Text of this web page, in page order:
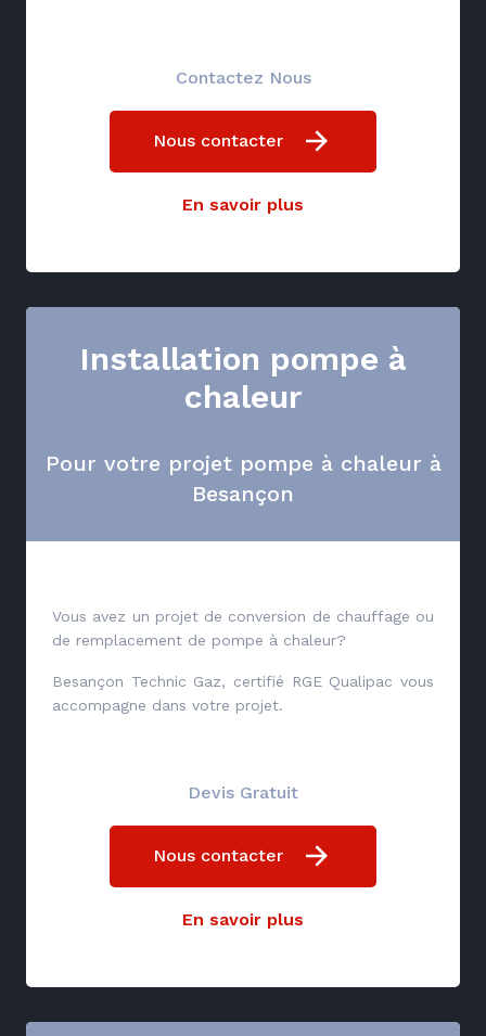
Contactez Nous
Nous contacter
En savoir plus
Installation pompe à
chaleur
Pour votre projet pompe à chaleur à
Besançon
Vous avez un projet de conversion de chauffage ou
de remplacement de pompe à chaleur?
Besançon Technic Gaz, certifié RGE Qualipac vous
accompagne dans votre projet.
Devis Gratuit
Nous contacter
En savoir plus